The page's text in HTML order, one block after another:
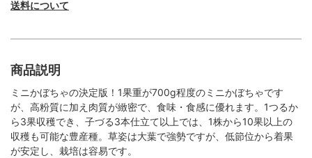
送料について
商品説明
ミニかぼちゃの決定版！1果重が700g程度のミニかぼちゃです
が、高粉質に加え肉質が緻密で、食味・食感に優れます。1つるか
ら3果収穫でき、子づる3本仕立て以上では、1株から10果以上の
収穫も可能な豊産種。草姿は大葉で強勢ですが、低節位から着果
が安定し、栽培は容易です。